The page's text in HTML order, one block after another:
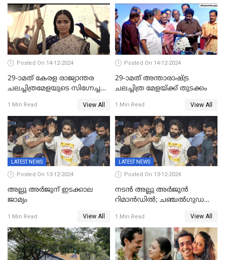
കഴിക്കാമെന്ന് തോന്നി
തുടങ്ങിയിട്ടുണ്ടെന്ന് നിഷ
സാരംഗ്
Posted On 14-12-2024
29-ാമത് കേരള രാജ്യാന്തര
ചലച്ചിത്രമേളയുടെ സിഗ്നേച്ചർ
1 Min Read View All
Posted On 14-12-2024
29-ാമത് അന്താരാഷ്‌ട്ര
ചലച്ചിത്ര മേളയ്‌ക്ക് തുടക്കം
1 Min Read View All
LATEST NEWS
Posted On 13-12-2024
അല്ലു അർജുന് ഇടക്കാല
ജാമ്യം
1 Min Read View All
LATEST NEWS
Posted On 13-12-2024
നടൻ അല്ലു അർജുൻ
റിമാൻഡിൽ; ചഞ്ചൽഗുഡ
1 Min Read View All